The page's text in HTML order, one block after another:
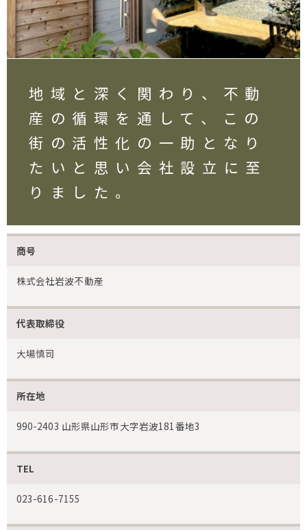
地域と深く関わり、不動
産の循環を通して、この
街の活性化の一助となり
たいと思い会社設立に至
りました。
商号
株式会社岩波不動産
代表取締役
大場慎司
所在地
990-2403 山形県山形市大字岩波181番地3
TEL
023-616-7155